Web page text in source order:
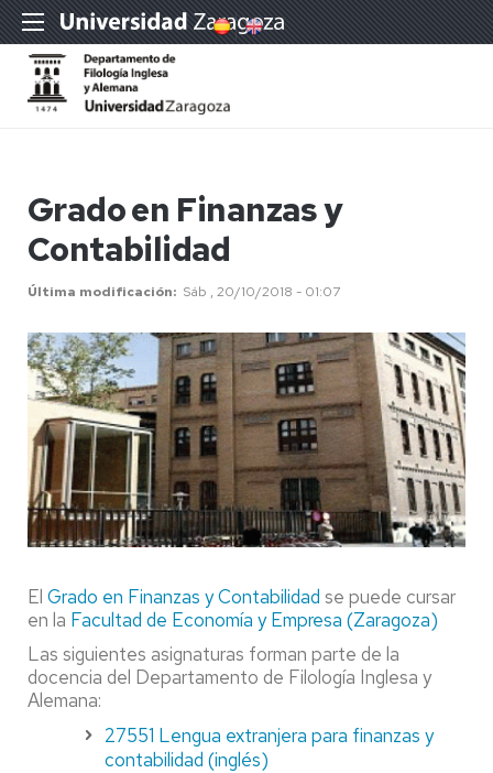
Grado en Finanzas y
Contabilidad
Última modificación Sáb , 20/10/2018 - 01:07
El Grado en Finanzas y Contabilidad se puede cursar
en la Facultad de Economía y Empresa (Zaragoza)
Las siguientes asignaturas forman parte de la
docencia del Departamento de Filología Inglesa y
Alemana:
27551 Lengua extranjera para finanzas y
contabilidad (inglés)